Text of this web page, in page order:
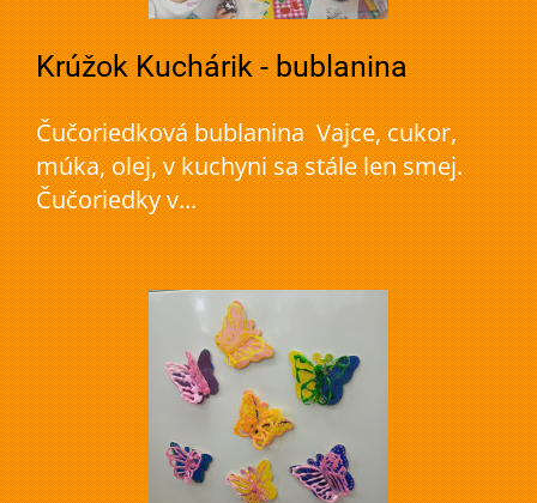
Krúžok Kuchárik - bublanina
Čučoriedková bublanina Vajce, cukor,
múka, olej, v kuchyni sa stále len smej.
Čučoriedky v...